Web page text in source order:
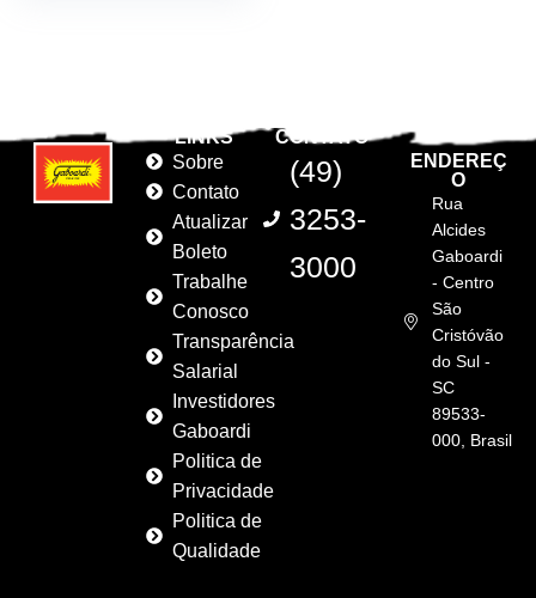
LINKS
Sobre
Contato
Atualizar
Boleto
Trabalhe
Conosco
Transparência
Salarial
Investidores
Gaboardi
Politica de
Privacidade
Politica de
Qualidade
CONTATO
(49)
3253-
3000
ENDEREÇ
O
Rua
Alcides
Gaboardi
- Centro
São
Cristóvão
do Sul -
SC
89533-
000, Brasil